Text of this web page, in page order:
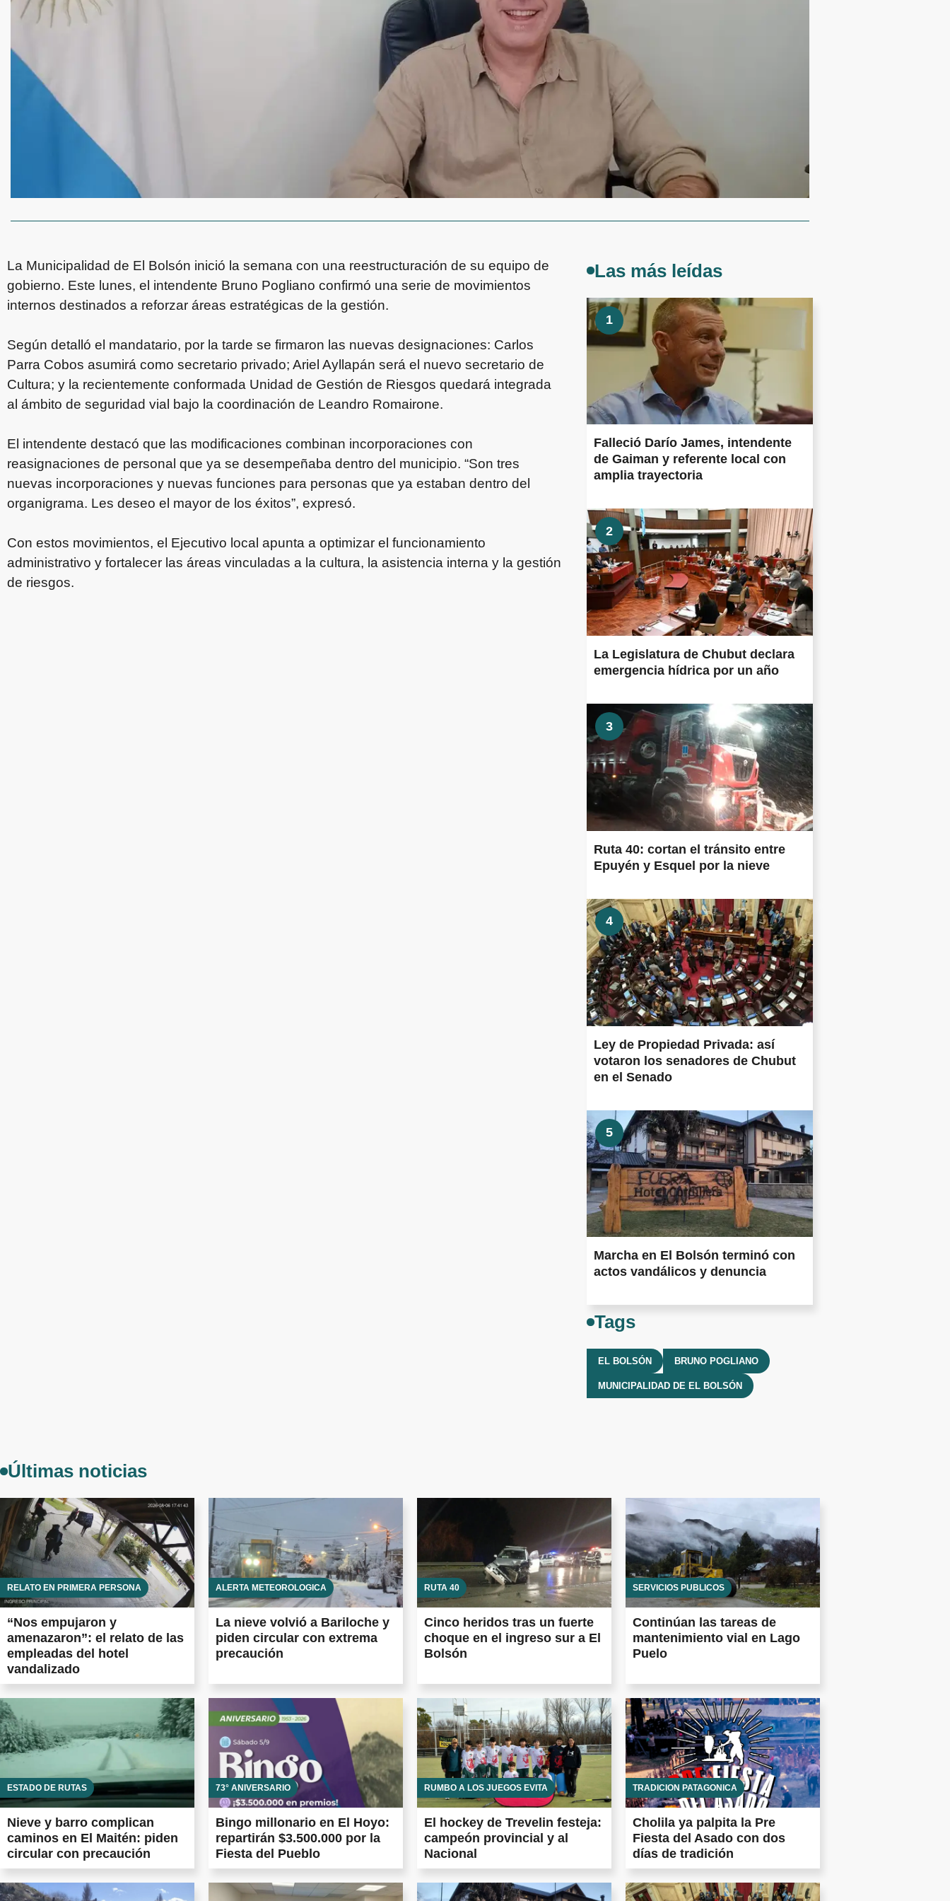
La Municipalidad de El Bolsón inició la semana con una reestructuración de su equipo de
gobierno. Este lunes, el intendente Bruno Pogliano confirmó una serie de movimientos
internos destinados a reforzar áreas estratégicas de la gestión.
Según detalló el mandatario, por la tarde se firmaron las nuevas designaciones: Carlos
Parra Cobos asumirá como secretario privado; Ariel Ayllapán será el nuevo secretario de
Cultura; y la recientemente conformada Unidad de Gestión de Riesgos quedará integrada
al ámbito de seguridad vial bajo la coordinación de Leandro Romairone.
El intendente destacó que las modificaciones combinan incorporaciones con
reasignaciones de personal que ya se desempeñaba dentro del municipio. “Son tres
nuevas incorporaciones y nuevas funciones para personas que ya estaban dentro del
organigrama. Les deseo el mayor de los éxitos”, expresó.
Con estos movimientos, el Ejecutivo local apunta a optimizar el funcionamiento
administrativo y fortalecer las áreas vinculadas a la cultura, la asistencia interna y la gestión
de riesgos.
Las más leídas
1
Falleció Darío James, intendente
de Gaiman y referente local con
amplia trayectoria
2
La Legislatura de Chubut declara
emergencia hídrica por un año
3
Ruta 40: cortan el tránsito entre
Epuyén y Esquel por la nieve
4
Ley de Propiedad Privada: así
votaron los senadores de Chubut
en el Senado
5
Marcha en El Bolsón terminó con
actos vandálicos y denuncia
Tags
EL BOLSÓN BRUNO POGLIANO
MUNICIPALIDAD DE EL BOLSÓN
Últimas noticias
RELATO EN PRIMERA PERSONA
“Nos empujaron y
amenazaron”: el relato de las
empleadas del hotel
vandalizado
ALERTA METEOROLÓGICA
La nieve volvió a Bariloche y
piden circular con extrema
precaución
RUTA 40
Cinco heridos tras un fuerte
choque en el ingreso sur a El
Bolsón
SERVICIOS PÚBLICOS
Continúan las tareas de
mantenimiento vial en Lago
Puelo
ESTADO DE RUTAS
Nieve y barro complican
caminos en El Maitén: piden
circular con precaución
73° ANIVERSARIO
Bingo millonario en El Hoyo:
repartirán $3.500.000 por la
Fiesta del Pueblo
RUMBO A LOS JUEGOS EVITA
El hockey de Trevelin festeja:
campeón provincial y al
Nacional
TRADICIÓN PATAGÓNICA
Cholila ya palpita la Pre
Fiesta del Asado con dos
días de tradición